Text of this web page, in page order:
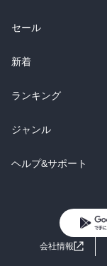
総合
ラノベ
雑誌・グラビア
BL・TL
セール
総合
ラノベ
雑誌・グラビア
BL・TL
新着
総合
ラノベ
雑誌・グラビア
ランキング
総合
ラノベ
ジャンル
コミック
ライトノベル
ヘルプ&サポート
よくあるご質問
会社情報